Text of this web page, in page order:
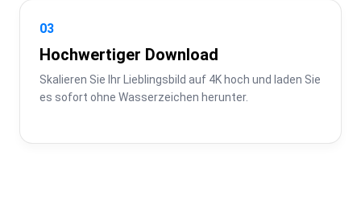
03
Hochwertiger Download
Skalieren Sie Ihr Lieblingsbild auf 4K hoch und laden Sie
es sofort ohne Wasserzeichen herunter.